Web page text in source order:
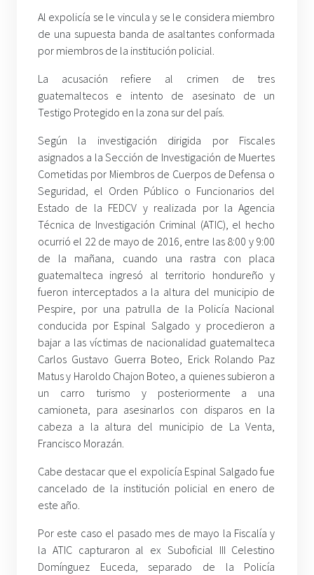
Al expolicía se le vincula y se le considera miembro
de una supuesta banda de asaltantes conformada
por miembros de la institución policial.
La acusación refiere al crimen de tres
guatemaltecos e intento de asesinato de un
Testigo Protegido en la zona sur del país.
Según la investigación dirigida por Fiscales
asignados a la Sección de Investigación de Muertes
Cometidas por Miembros de Cuerpos de Defensa o
Seguridad, el Orden Público o Funcionarios del
Estado de la FEDCV y realizada por la Agencia
Técnica de Investigación Criminal (ATIC), el hecho
ocurrió el 22 de mayo de 2016, entre las 8:00 y 9:00
de la mañana, cuando una rastra con placa
guatemalteca ingresó al territorio hondureño y
fueron interceptados a la altura del municipio de
Pespire, por una patrulla de la Policía Nacional
conducida por Espinal Salgado y procedieron a
bajar a las víctimas de nacionalidad guatemalteca
Carlos Gustavo Guerra Boteo, Erick Rolando Paz
Matus y Haroldo Chajon Boteo, a quienes subieron a
un carro turismo y posteriormente a una
camioneta, para asesinarlos con disparos en la
cabeza a la altura del municipio de La Venta,
Francisco Morazán.
Cabe destacar que el expolicía Espinal Salgado fue
cancelado de la institución policial en enero de
este año.
Por este caso el pasado mes de mayo la Fiscalía y
la ATIC capturaron al ex Suboficial III Celestino
Domínguez Euceda, separado de la Policía